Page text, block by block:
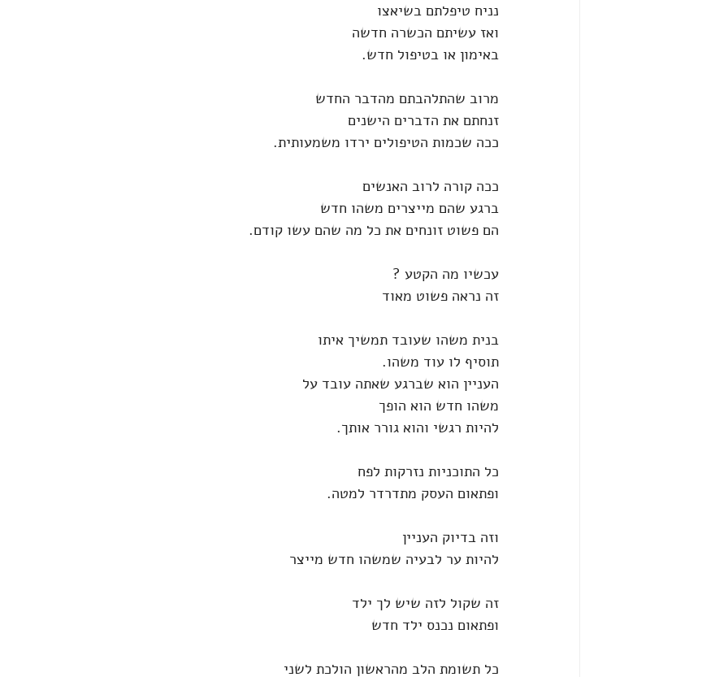
נניח טיפלתם בשיאצו
ואז עשיתם הכשרה חדשה
באימון או בטיפול חדש.
מרוב שהתלהבתם מהדבר החדש
זנחתם את הדברים הישנים
ככה שכמות הטיפולים ירדו משמעותית.
ככה קורה לרוב האנשים
ברגע שהם מייצרים משהו חדש
הם פשוט זונחים את כל מה שהם עשו קודם.
עכשיו מה הקטע ?
זה נראה פשוט מאוד
בנית משהו שעובד תמשיך איתו
תוסיף לו עוד משהו.
העניין הוא שברגע שאתה עובד על
משהו חדש הוא הופך
להיות רגשי והוא גורר אותך.
כל התוכניות נזרקות לפח
ופתאום העסק מתדרדר למטה.
וזה בדיוק העניין
להיות ער לבעיה שמשהו חדש מייצר
זה שקול לזה שיש לך ילד
ופתאום נכנס ילד חדש
כל תשומת הלב מהראשון הולכת לשני